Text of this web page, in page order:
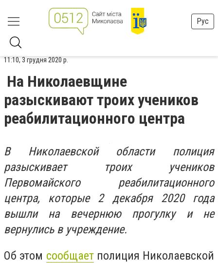
Рус
11:10, 3 грудня 2020 р.
На Николаевщине
разыскивают троих учеников
реабилитационного центра
В Николаевской области полиция
разыскивает троих учеников
Первомайского реабилитационного
центра, которые 2 декабря 2020 года
вышли на вечернюю прогулку и не
вернулись в учреждение.
Об этом сообщаетполиция Николаевской